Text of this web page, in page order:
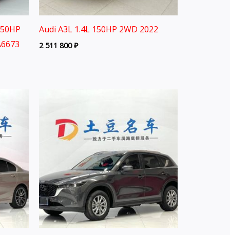
Audi A3L 1.4L 150HP 2WD 2022
2 511 800₽